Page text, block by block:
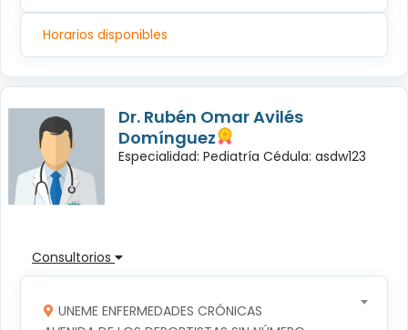
Horarios disponibles
Dr. Rubén Omar Avilés
Domínguez
Especialidad: Pediatría Cédula: asdw123
Consultorios
UNEME ENFERMEDADES CRÓNICAS